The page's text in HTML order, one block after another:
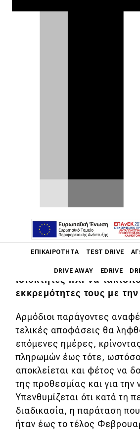
ΕΠΙΚΑΙΡΌΤΗΤΑ TEST DRIVE
DRIVE AWAY EDRIVE
Main navigation
Νέα μοντέλα
Πρωτότυπα
Ελλάδα
Κόσμος
Τεχνολογία
Ασφάλεια
πληρωμής των τελών
2022, προσανατολίζεται
Οικονομικών,
μεγαλύτερο περιθώριο
ιδιοκτήτες Ι.Χ. να
εκκρεμότητες τους με
Αρμόδιοι παράγοντες
τελικές αποφάσεις θα
επόμενες ημέρες,
πληρωμών έως τότε,
αποκλείεται και φέτος να
της προθεσμίας και για την
Υπενθυμίζεται ότι κατά τη
διαδικασία, η παράταση
ήταν έως το τέλος